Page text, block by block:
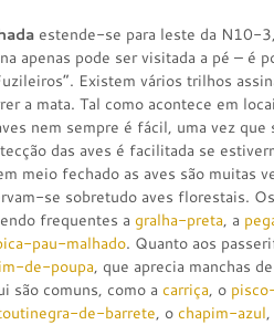
estende-se para leste da N10-
apenas pode ser visitada a pé – é
Existem vários trilhos
a mata. Tal como acontece em
nem sempre é fácil, uma vez
das aves é facilitada se
meio fechado as aves são muitas
se sobretudo aves florestais.
frequentes a gralha-preta, a
pau-malhado. Quanto aos
de-poupa, que aprecia manchas
são comuns, como a carriça, o
de-barrete, o chapim-azul